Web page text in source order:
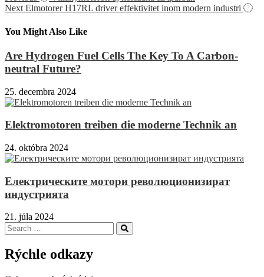
v
článku
Next Elmotorer H17RL driver effektivitet inom modern industri
You Might Also Like
Are Hydrogen Fuel Cells The Key To A Carbon-
neutral Future?
25. decembra 2024
Elektromotoren treiben die moderne Technik an
24. októbra 2024
Електрическите мотори революционизират
индустрията
21. júla 2024
Search
for:
Search
Rýchle odkazy